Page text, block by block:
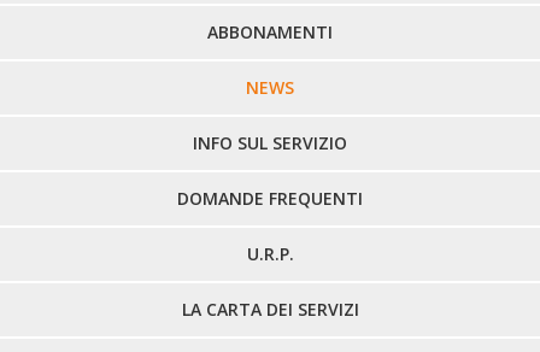
PERCORSI URBANI IN BIELLA
LINEE URBANE VERCELLI
LINEE EXTRAURBANE
ABBONAMENTI
NEWS
INFO SUL SERVIZIO
DOMANDE FREQUENTI
U.R.P.
LA CARTA DEI SERVIZI